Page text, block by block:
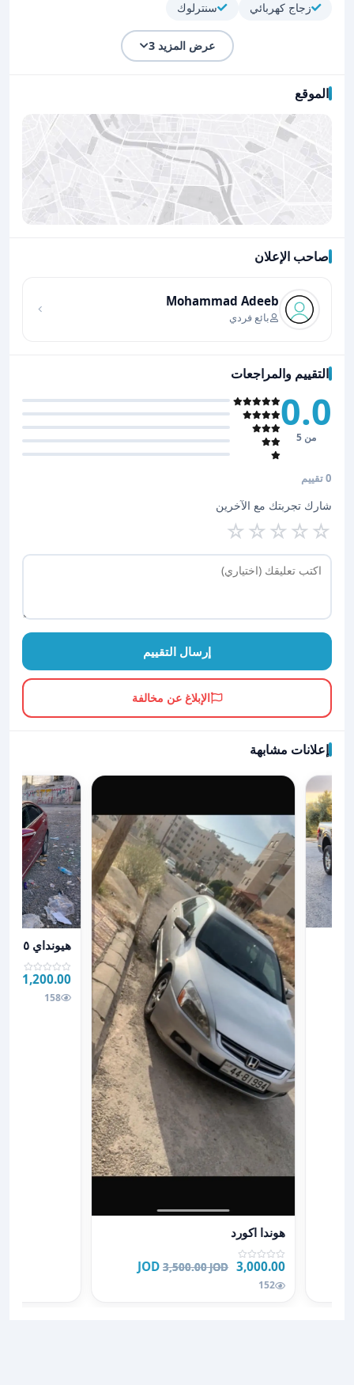
زجاج كهربائي سنترلوك
عرض المزيد 3
الموقع
صاحب الإعلان
Mohammad Adeeb
بائع فردي
التقييم والمراجعات
0.0
من 5
0 تقييم
شارك تجربتك مع الآخرين
☆
☆
☆
☆
☆
إرسال التقييم
الإبلاغ عن مخالفة
إعلانات مشابهة
عرض تفاصيل هوندا اكورد
هوندا اكورد
3,000.00 JOD
3,500.00 JOD
152
عرض تفاصيل هيونداي
هيونداي ٢٠١٥سوناتا
1,200.00 JOD
158